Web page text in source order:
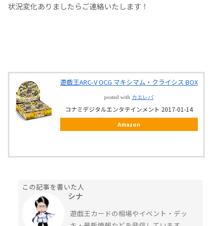
状況変化ありましたらご連絡いたします！
遊戯王ARC-V OCG マキシマム・クライシス BOX
posted with カエレバ
コナミデジタルエンタテインメント 2017-01-14
Amazon
この記事を書いた人
シナ
遊戯王カードの相場やイベント・デッ